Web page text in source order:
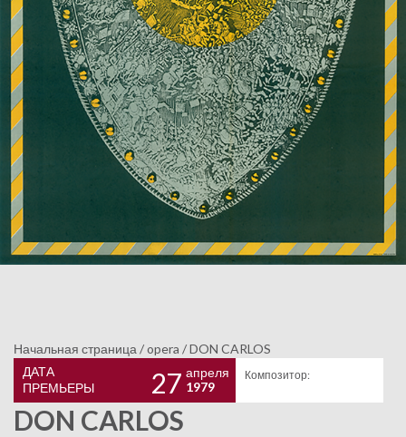
Начальная страница /opera /DON CARLOS
ДАТА
ПРЕМЬЕРЫ
27 апреля
1979
Композитор:
DON CARLOS